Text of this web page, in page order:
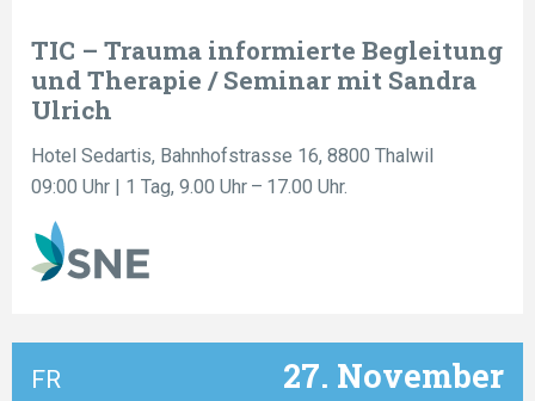
TIC – Trauma informierte Begleitung
und Therapie / Seminar mit Sandra
Ulrich
Hotel Sedartis, Bahnhofstrasse 16, 8800 Thalwil
09:00 Uhr | 1 Tag, 9.00 Uhr – 17.00 Uhr.
FR 27. November